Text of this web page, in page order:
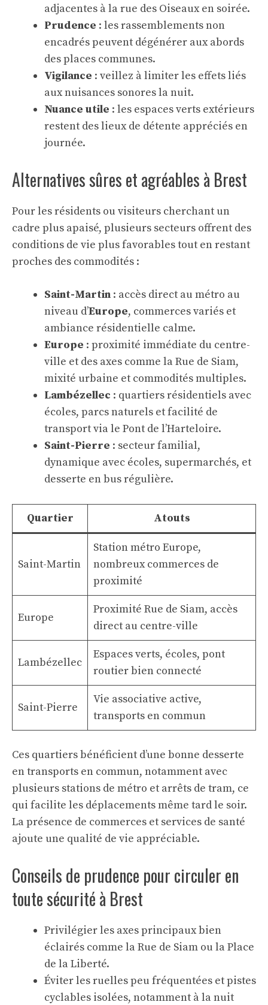
adjacentes à la rue des Oiseaux en soirée.
Prudence : les rassemblements non
encadrés peuvent dégénérer aux abords
des places communes.
Vigilance : veillez à limiter les effets liés
aux nuisances sonores la nuit.
Nuance utile : les espaces verts extérieurs
restent des lieux de détente appréciés en
journée.
Alternatives sûres et agréables à Brest
Pour les résidents ou visiteurs cherchant un
cadre plus apaisé, plusieurs secteurs offrent des
conditions de vie plus favorables tout en restant
proches des commodités :
Saint-Martin : accès direct au métro au
niveau d’Europe, commerces variés et
ambiance résidentielle calme.
Europe : proximité immédiate du centre-
ville et des axes comme la Rue de Siam,
mixité urbaine et commodités multiples.
Lambézellec : quartiers résidentiels avec
écoles, parcs naturels et facilité de
transport via le Pont de l’Harteloire.
Saint-Pierre : secteur familial,
dynamique avec écoles, supermarchés, et
desserte en bus régulière.
Quartier Atouts
Saint-Martin
Station métro Europe,
nombreux commerces de
proximité
Europe
Proximité Rue de Siam, accès
direct au centre-ville
Lambézellec
Espaces verts, écoles, pont
routier bien connecté
Saint-Pierre
Vie associative active,
transports en commun
Ces quartiers bénéficient d’une bonne desserte
en transports en commun, notamment avec
plusieurs stations de métro et arrêts de tram, ce
qui facilite les déplacements même tard le soir.
La présence de commerces et services de santé
ajoute une qualité de vie appréciable.
Conseils de prudence pour circuler en
toute sécurité à Brest
Privilégier les axes principaux bien
éclairés comme la Rue de Siam ou la Place
de la Liberté.
Éviter les ruelles peu fréquentées et pistes
cyclables isolées, notamment à la nuit